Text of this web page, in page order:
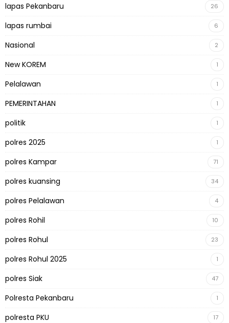
lapas Pekanbaru 26
lapas rumbai 6
Nasional 2
New KOREM 1
Pelalawan 1
PEMERINTAHAN 1
politik 1
polres 2025 1
polres Kampar 71
polres kuansing 34
polres Pelalawan 4
polres Rohil 10
polres Rohul 23
polres Rohul 2025 1
polres Siak 47
Polresta Pekanbaru 1
polresta PKU 17